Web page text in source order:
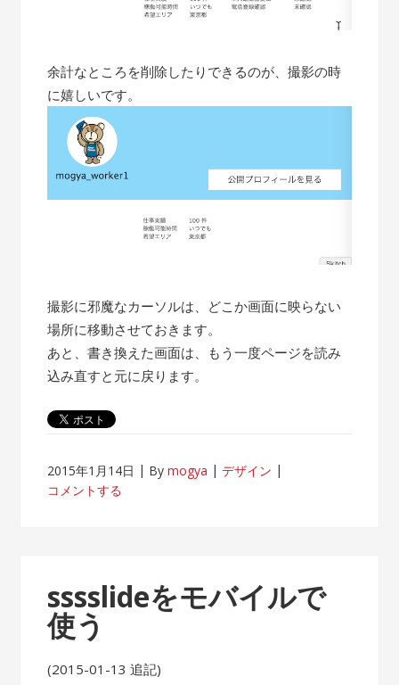
余計なところを削除したりできるのが、撮影の時
に嬉しいです。
撮影に邪魔なカーソルは、どこか画面に映らない
場所に移動させておきます。
あと、書き換えた画面は、もう一度ページを読み
込み直すと元に戻ります。
2015年1月14日 Bymogya
デザイン
コメントする
sssslideをモバイルで
使う
(2015-01-13 追記)